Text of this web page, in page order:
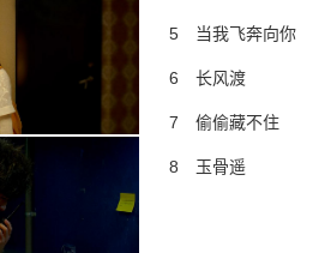
5 当我飞奔向你
6 长风渡
7 偷偷藏不住
8 玉骨遥